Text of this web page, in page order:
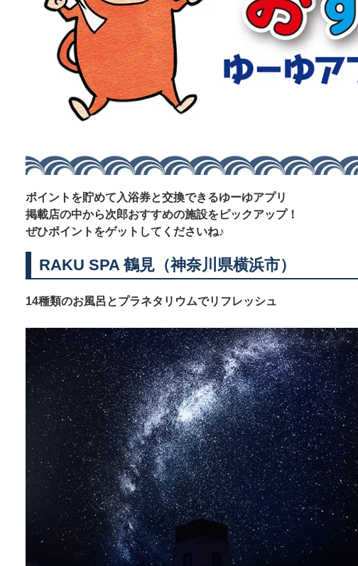
ポイントを貯めて入浴券と交換できるゆーゆアプリ
掲載店の中から次郎おすすめの施設をピックアップ！
ぜひポイントをゲットしてくださいね♪
RAKU SPA 鶴見（神奈川県横浜市）
14種類のお風呂とプラネタリウムでリフレッシュ